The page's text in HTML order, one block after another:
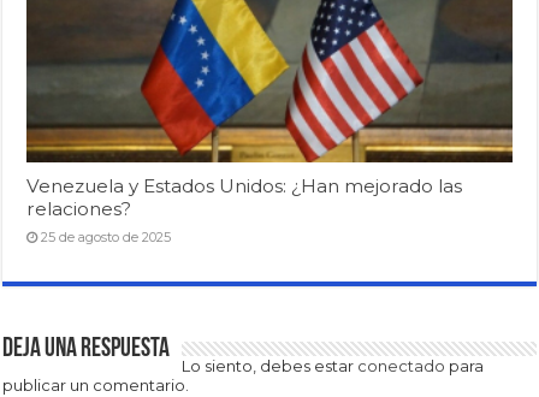
Venezuela y Estados Unidos: ¿Han mejorado las
relaciones?
25 de agosto de 2025
Deja una respuesta
Lo siento, debes estar conectado para
publicar un comentario.